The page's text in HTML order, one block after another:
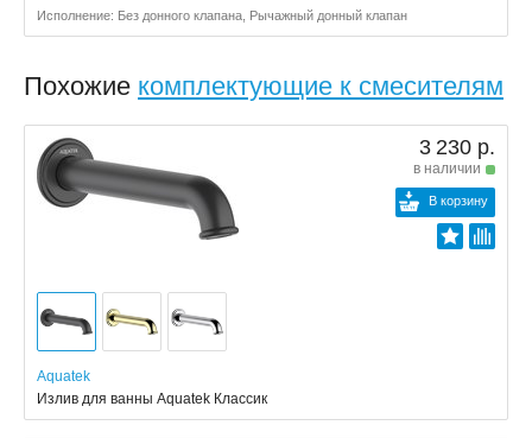
Исполнение: Без донного клапана, Рычажный донный клапан
Похожие комплектующие к смесителям
3 230 р.
в наличии
В корзину
Aquatek
Излив для ванны Aquatek Классик